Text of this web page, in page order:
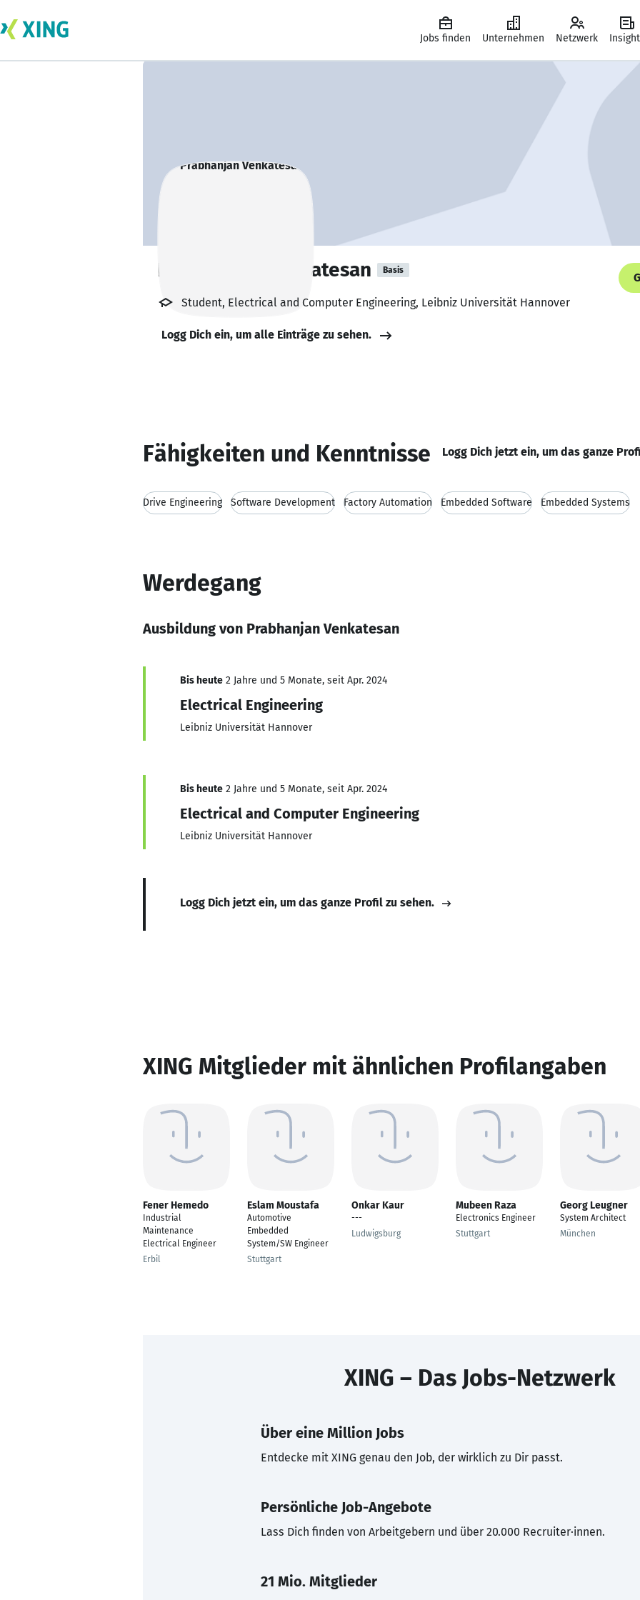
Jobs finden Unternehmen Netzwerk
Prabhanjan Venkatesan Basis
Student, Electrical and Computer Engineering, Leibniz Universität Hannover
Logg Dich ein, um alle Einträge zu sehen.
Fähigkeiten und Kenntnisse Logg Dich jetzt ein, um das ganze
Drive Engineering Software Development Factory Automation Embedded Software Embedded Systems
Werdegang
Ausbildung von Prabhanjan Venkatesan
Bis heute 2 Jahre und 5 Monate, seit Apr. 2024
Electrical Engineering
Leibniz Universität Hannover
Bis heute 2 Jahre und 5 Monate, seit Apr. 2024
Electrical and Computer Engineering
Leibniz Universität Hannover
Logg Dich jetzt ein, um das ganze Profil zu sehen.
XING Mitglieder mit ähnlichen Profilangaben
Fener Hemedo
Industrial
Maintenance
Electrical Engineer
Erbil
Eslam Moustafa
Automotive
Embedded
System/SW Engineer
Stuttgart
Onkar Kaur
---
Ludwigsburg
Mubeen Raza
Electronics Engineer
Stuttgart
Georg Leugner
System Architect
München
XING – Das Jobs-Netzwerk
Über eine Million Jobs
Entdecke mit XING genau den Job, der wirklich zu Dir passt.
Persönliche Job-Angebote
Lass Dich finden von Arbeitgebern und über 20.000 Recruiter·innen.
21 Mio. Mitglieder